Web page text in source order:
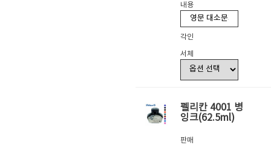
내용
각인
서체
펠리칸 4001 병
잉크(62.5ml)
판매